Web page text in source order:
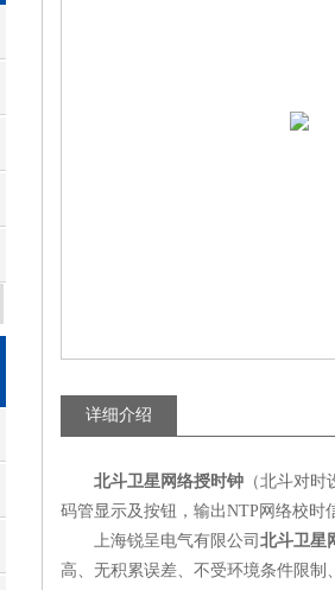
详细介绍
北斗卫星网络授时钟 （北斗对时
码管显示及按钮，输出NTP 网络校时
上海锐呈电气有限公司 北斗卫星
高、无积累误差、不受环境条件限制